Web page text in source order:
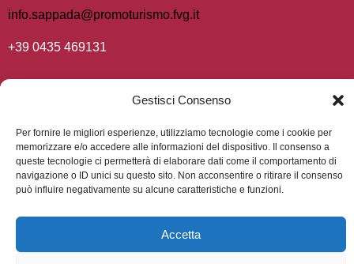
Gestisci Consenso
Per fornire le migliori esperienze, utilizziamo tecnologie come i cookie per
memorizzare e/o accedere alle informazioni del dispositivo. Il consenso a
queste tecnologie ci permetterà di elaborare dati come il comportamento di
navigazione o ID unici su questo sito. Non acconsentire o ritirare il consenso
può influire negativamente su alcune caratteristiche e funzioni.
Accetta
info.sappada@promoturismo.fvg.it
+39 0435 469131
caratterizzanti della Comunità di Sappada-Plodn”
e progetto 2022 – 2023 “Realizzazione di audio-video sui
tratti caratterizzanti della Comunità di Sappada-Plodn”.
tedesca attraverso il bilinguismo visivo